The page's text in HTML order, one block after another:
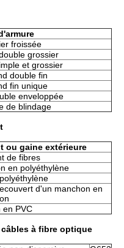
froissée
grossier
et grossier
double fin
fin unique
enveloppée
de blindage
ou gaine extérieure
de fibres
en polyéthylène
d'un manchon en
en PVC
à fibre optique